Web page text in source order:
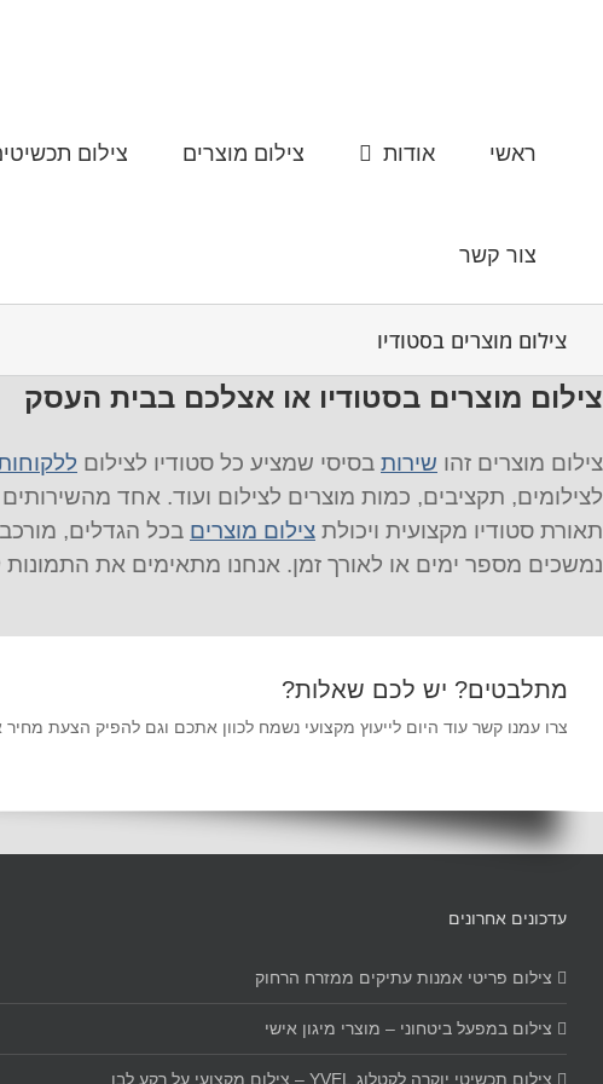
ראשי אודות צילום מוצרים צילום
צור קשר
צילום מוצרים בסטודיו
צילום מוצרים בסטודיו או אצלכם בבית העסק
צילום מוצרים זהו שירות בסיסי שמציע כל סטודיו לצילום
לצילומים, תקציבים, כמות מוצרים לצילום ועוד. אחד מהשירותים
תאורת סטודיו מקצועית ויכולת צילום מוצרים בכל הגדלים,
נמשכים מספר ימים או לאורך זמן. אנחנו מתאימים את
מתלבטים? יש לכם שאלות?
צרו עמנו קשר עוד היום לייעוץ מקצועי נשמח לכוון אתכם וגם להפיק הצעת
עדכונים אחרונים
צילום פריטי אמנות עתיקים ממזרח הרחוק
צילום במפעל ביטחוני – מוצרי מיגון אישי
צילום תכשיטי יוקרה לקטלוג YVEL – צילום מקצועי על רקע לבן